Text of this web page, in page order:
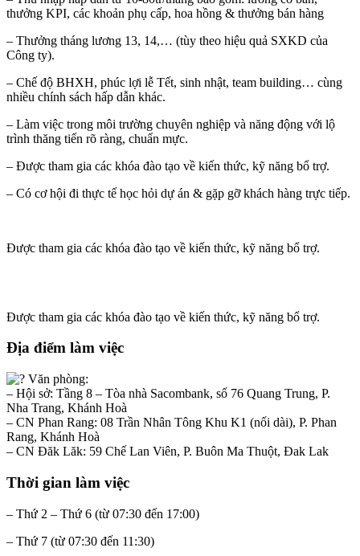
thưởng KPI, các khoản phụ cấp, hoa hồng & thưởng bán hàng
– Thưởng tháng lương 13, 14,… (tùy theo hiệu quả SXKD của
Công ty).
– Chế độ BHXH, phúc lợi lễ Tết, sinh nhật, team building… cùng
nhiều chính sách hấp dẫn khác.
– Làm việc trong môi trường chuyên nghiệp và năng động với lộ
trình thăng tiến rõ ràng, chuẩn mực.
– Được tham gia các khóa đào tạo về kiến thức, kỹ năng bổ trợ.
– Có cơ hội đi thực tế học hỏi dự án & gặp gỡ khách hàng trực tiếp.
Được tham gia các khóa đào tạo về kiến thức, kỹ năng bổ trợ.
Được tham gia các khóa đào tạo về kiến thức, kỹ năng bổ trợ.
Địa điểm làm việc
Văn phòng:
– Hội sở: Tầng 8 – Tòa nhà Sacombank, số 76 Quang Trung, P.
Nha Trang, Khánh Hoà
– CN Phan Rang: 08 Trần Nhân Tông Khu K1 (nối dài), P. Phan
Rang, Khánh Hoà
– CN Đăk Lăk: 59 Chế Lan Viên, P. Buôn Ma Thuột, Đak Lak
Thời gian làm việc
– Thứ 2 – Thứ 6 (từ 07:30 đến 17:00)
– Thứ 7 (từ 07:30 đến 11:30)